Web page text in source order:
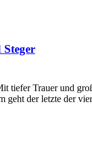
tiefer Trauer und
geht der letzte der